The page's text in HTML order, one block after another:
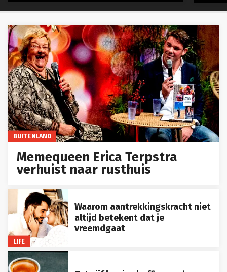
BUITENLAND
Memequeen Erica Terpstra
verhuist naar rusthuis
LIFE
Waarom aantrekkingskracht niet
altijd betekent dat je
vreemdgaat